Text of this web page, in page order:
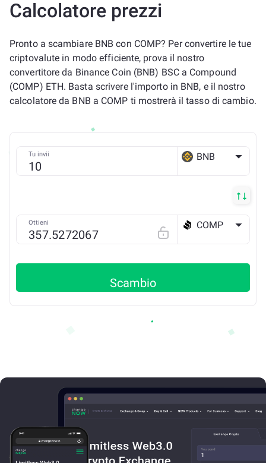
Calcolatore prezzi
Pronto a scambiare BNB con COMP? Per convertire le tue
criptovalute in modo efficiente, prova il nostro
convertitore da Binance Coin (BNB) BSC a Compound
(COMP) ETH. Basta scrivere l'importo in BNB, e il nostro
calcolatore da BNB a COMP ti mostrerà il tasso di cambio.
Tu invii BNB
Ottieni COMP
Scambio